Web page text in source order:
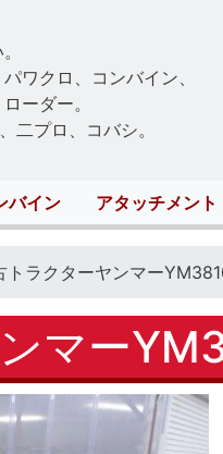
ワクロ、コンバイン、
ーダー。
二プロ、コバシ。
バイン アタッチメント
トラクターヤンマー
マー